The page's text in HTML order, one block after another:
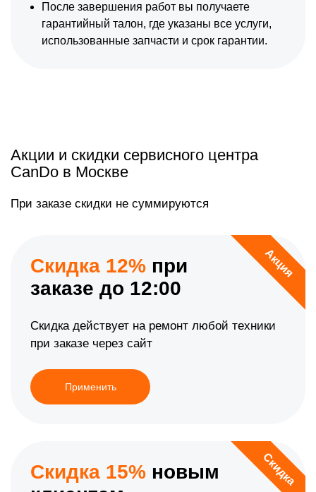
После завершения работ вы получаете
гарантийный талон, где указаны все услуги,
использованные запчасти и срок гарантии.
Акции и скидки сервисного центра
CanDo в Москве
При заказе скидки не суммируются
Акция
Скидка 12% при
заказе до 12:00
Скидка действует на ремонт любой техники
при заказе через сайт
Применить
Скидка
Скидка 15% новым